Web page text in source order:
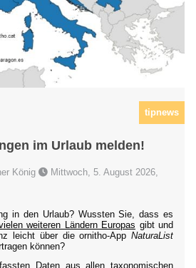
tipnews
im Urlaub melden!
König
Mittwoch, 5. August 2026,
in den Urlaub? Wussten Sie, dass es
weiteren Ländern Europas gibt und
leicht über die ornitho-App NaturaList
können?
Daten aus allen taxonomischen